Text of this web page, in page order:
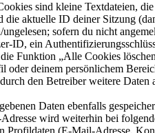
sind kleine Textdateien,
aktuelle ID deiner Sitzung
sofern du nicht
ID, ein
Funktion „Alle Cookies
deinem persönlichem
den Betreiber weitere
Daten ebenfalls
wird weiterhin bei